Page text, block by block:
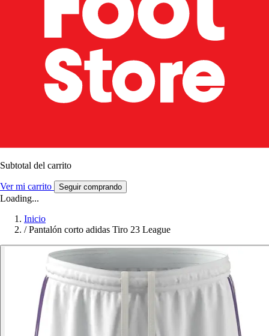
Subtotal del carrito
Ver mi carrito Seguir comprando
Loading...
Inicio
/ Pantalón corto adidas Tiro 23 League